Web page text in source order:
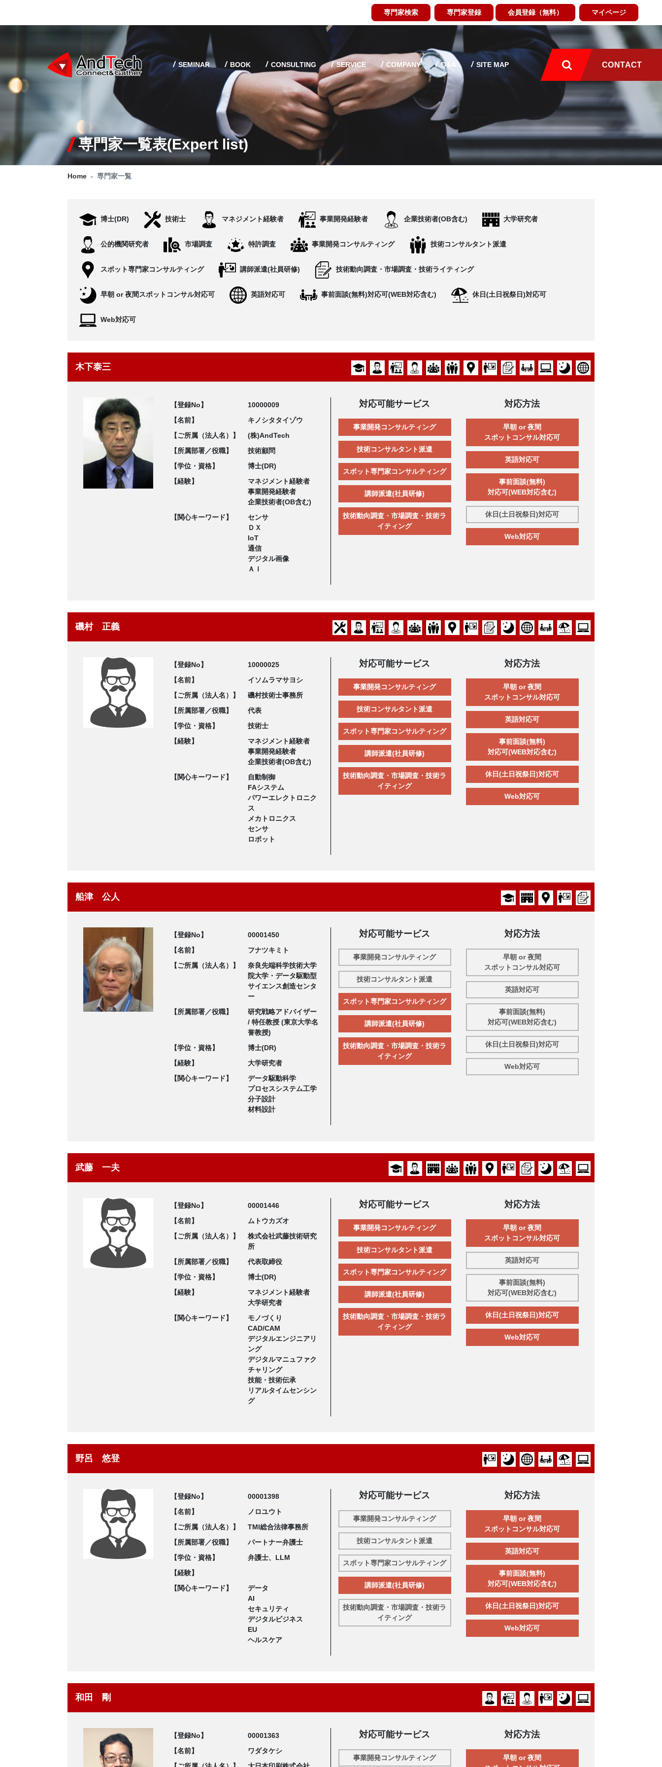
専門家検索 専門家登録 会員登録（無料） マイページ
SEMINAR BOOK CONSULTING SERVICE COMPANY Q&A SITE MAP CONTACT
専門家一覧表(Expert list)
Home 専門家一覧
博士(DR) 技術士 マネジメント経験者 事業開発経験者 企業技術者(OB含む) 大学研究者
公的機関研究者 市場調査 特許調査 事業開発コンサルティング 技術コンサルタント派遣
スポット専門家コンサルティング 講師派遣(社員研修) 技術動向調査・市場調査・技術ライティング
早朝 or 夜間スポットコンサル対応可 英語対応可 事前面談(無料)対応可(WEB対応含む) 休日(土日祝祭日)対応可
Web対応可
木下泰三
【登録No】
10000009
【名前】
キノシタタイゾウ
【ご所属（法人名）】
(株)AndTech
【所属部署／役職】
技術顧問
【学位・資格】
博士(DR)
【経験】
マネジメント経験者
事業開発経験者
企業技術者(OB含む)
【関心キーワード】
センサ
ＤＸ
IoT
通信
デジタル画像
ＡＩ
対応可能サービス
事業開発コンサルティング
技術コンサルタント派遣
スポット専門家コンサルティング
講師派遣(社員研修)
技術動向調査・市場調査・技術ラ
イティング
対応方法
早朝 or 夜間
スポットコンサル対応可
英語対応可
事前面談(無料)
対応可(WEB対応含む)
休日(土日祝祭日)対応可
Web対応可
磯村 正義
【登録No】
10000025
【名前】
イソムラマサヨシ
【ご所属（法人名）】
磯村技術士事務所
【所属部署／役職】
代表
【学位・資格】
技術士
【経験】
マネジメント経験者
事業開発経験者
企業技術者(OB含む)
【関心キーワード】
自動制御
FAシステム
パワーエレクトロニク
ス
メカトロニクス
センサ
ロボット
対応可能サービス
事業開発コンサルティング
技術コンサルタント派遣
スポット専門家コンサルティング
講師派遣(社員研修)
技術動向調査・市場調査・技術ラ
イティング
対応方法
早朝 or 夜間
スポットコンサル対応可
英語対応可
事前面談(無料)
対応可(WEB対応含む)
休日(土日祝祭日)対応可
Web対応可
船津 公人
【登録No】
00001450
【名前】
フナツキミト
【ご所属（法人名）】
奈良先端科学技術大学
院大学・データ駆動型
サイエンス創造センタ
ー
【所属部署／役職】
研究戦略アドバイザー
/ 特任教授 (東京大学名
誉教授)
【学位・資格】
博士(DR)
【経験】
大学研究者
【関心キーワード】
データ駆動科学
プロセスシステム工学
分子設計
材料設計
対応可能サービス
事業開発コンサルティング
技術コンサルタント派遣
スポット専門家コンサルティング
講師派遣(社員研修)
技術動向調査・市場調査・技術ラ
イティング
対応方法
早朝 or 夜間
スポットコンサル対応可
英語対応可
事前面談(無料)
対応可(WEB対応含む)
休日(土日祝祭日)対応可
Web対応可
武藤 一夫
【登録No】
00001446
【名前】
ムトウカズオ
【ご所属（法人名）】
株式会社武藤技術研究
所
【所属部署／役職】
代表取締役
【学位・資格】
博士(DR)
【経験】
マネジメント経験者
大学研究者
【関心キーワード】
モノづくり
CAD/CAM
デジタルエンジニアリ
ング
デジタルマニュファク
チャリング
技能・技術伝承
リアルタイムセンシン
グ
対応可能サービス
事業開発コンサルティング
技術コンサルタント派遣
スポット専門家コンサルティング
講師派遣(社員研修)
技術動向調査・市場調査・技術ラ
イティング
対応方法
早朝 or 夜間
スポットコンサル対応可
英語対応可
事前面談(無料)
対応可(WEB対応含む)
休日(土日祝祭日)対応可
Web対応可
野呂 悠登
【登録No】
00001398
【名前】
ノロユウト
【ご所属（法人名）】
TMI総合法律事務所
【所属部署／役職】
パートナー弁護士
【学位・資格】
弁護士、LLM
【経験】
【関心キーワード】
データ
AI
セキュリティ
デジタルビジネス
EU
ヘルスケア
対応可能サービス
事業開発コンサルティング
技術コンサルタント派遣
スポット専門家コンサルティング
講師派遣(社員研修)
技術動向調査・市場調査・技術ラ
イティング
対応方法
早朝 or 夜間
スポットコンサル対応可
英語対応可
事前面談(無料)
対応可(WEB対応含む)
休日(土日祝祭日)対応可
Web対応可
和田 剛
【登録No】
00001363
【名前】
ワダタケシ
対応可能サービス
事業開発コンサルティング
対応方法
早朝 or 夜間